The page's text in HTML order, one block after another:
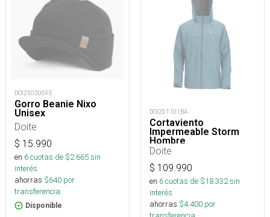
DOI250306FE
Gorro Beanie Nixo
Unisex
Doite
$ 15.990
en 6cuotas de $2.665sin
interés
ahorras $640 por
transferencia.
Disponible
DOI261101BA
Cortaviento
Impermeable Storm
Hombre
Doite
$ 109.990
en 6cuotas de $18.332sin
interés
ahorras $4.400 por